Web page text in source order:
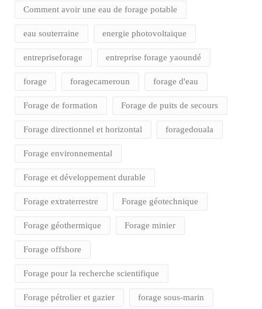
Comment avoir une eau de forage potable
eau souterraine energie photovoltaique
entrepriseforage entreprise forage yaoundé
forage foragecameroun forage d'eau
Forage de formation Forage de puits de secours
Forage directionnel et horizontal foragedouala
Forage environnemental
Forage et développement durable
Forage extraterrestre Forage géotechnique
Forage géothermique Forage minier
Forage offshore
Forage pour la recherche scientifique
Forage pétrolier et gazier forage sous-marin